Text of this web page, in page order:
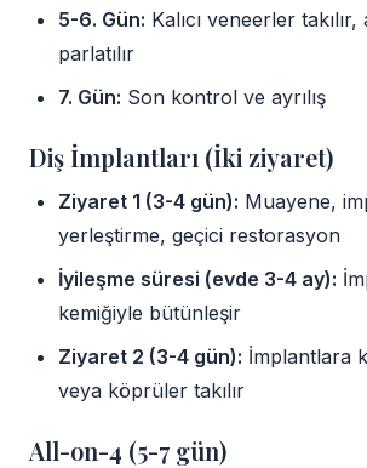
5-6. Gün: Kalıcı veneerler
parlatılır
7. Gün: Son kontrol ve ayrılış
Diş İmplantları (İki ziyaret)
Ziyaret 1 (3-4 gün): Muayene,
yerleştirme, geçici restorasyon
İyileşme süresi (evde 3-4 ay):
kemiğiyle bütünleşir
Ziyaret 2 (3-4 gün): İmplantlara
veya köprüler takılır
All-on-4 (5-7 gün)